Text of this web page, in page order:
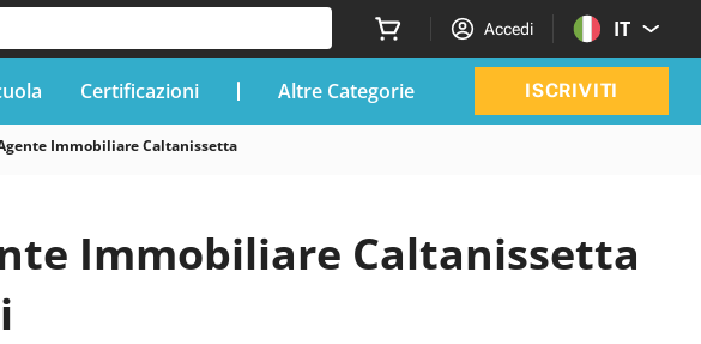
Accedi IT
Certificazioni Altre Categorie ISCRIVITI
Immobiliare Caltanissetta
Immobiliare Caltanissetta